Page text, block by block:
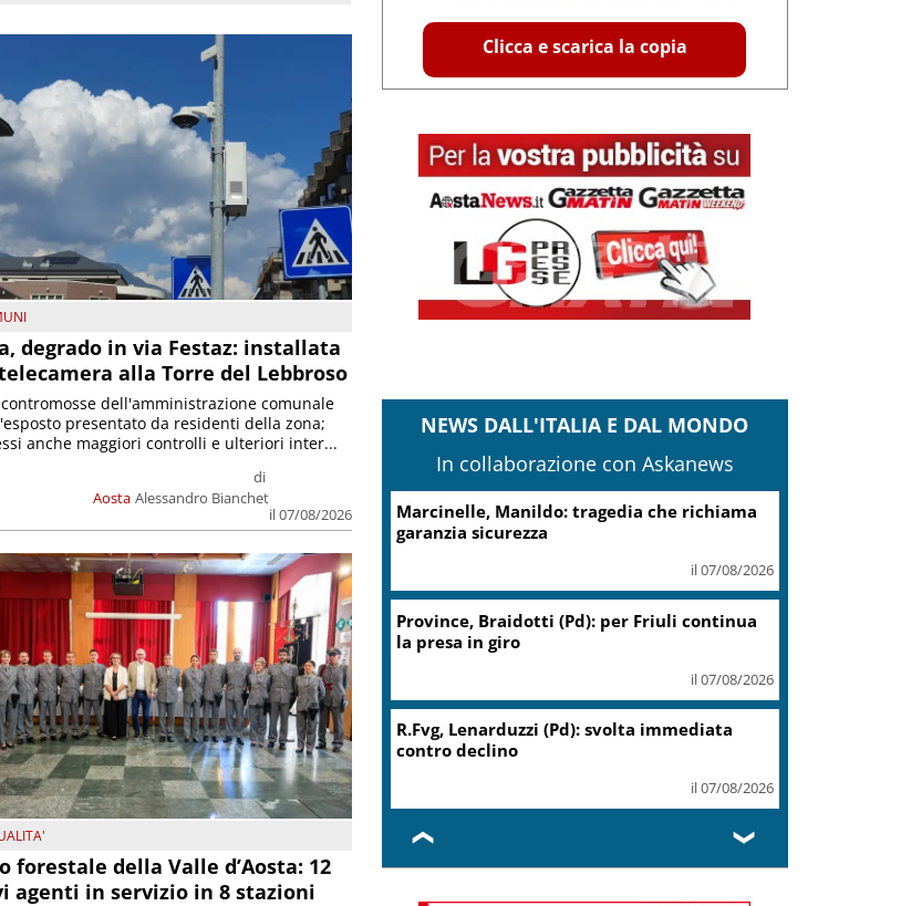
degrado in via Festaz: installata
alla Torre del Lebbroso
Aosta
di
Alessandro Bianchet
il 07/08/2026
dell'amministrazione comunale
presentato da residenti della zona;
anche maggiori controlli e ulteriori inter...
forestale della Valle d’Aosta: 12
agenti in servizio in 8 stazioni
Clicca e scarica la copia
NEWS DALL'ITALIA E DAL MONDO
In collaborazione con Askanews
Marcinelle, Manildo: tragedia che richiama
garanzia sicurezza
il 07/08/2026
Province, Braidotti (Pd): per Friuli continua
la presa in giro
il 07/08/2026
R.Fvg, Lenarduzzi (Pd): svolta immediata
contro declino
il 07/08/2026
❮ ❯